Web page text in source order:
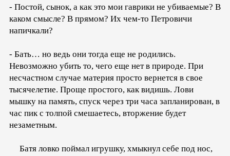
- Постой, сынок, а как это мои гаврики не убиваемые? В
каком смысле? В прямом? Их чем-то Петровичи
напичкали?
- Бать… но ведь они тогда еще не родились.
Невозможно убить то, чего еще нет в природе. При
несчастном случае материя просто вернется в свое
тысячелетие. Проще простого, как видишь. Лови
мышку на память, спуск через три часа запланирован, в
час пик с толпой смешаетесь, вторжение будет
незаметным.
Батя ловко поймал игрушку, хмыкнул себе под нос,